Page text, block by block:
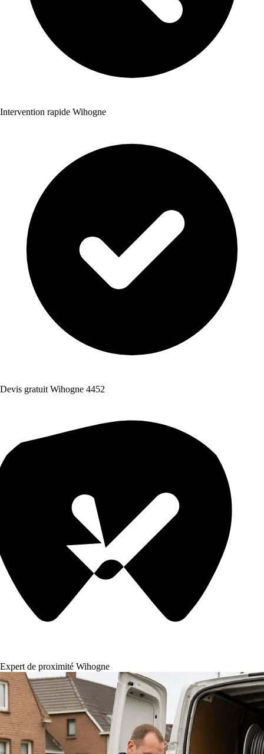
Intervention rapide Wihogne
Devis gratuit Wihogne 4452
Expert de proximité Wihogne